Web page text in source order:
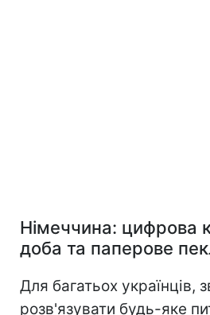
Німеччина: цифрова
доба та паперове
Для багатьох українців,
розв'язувати будь-яке